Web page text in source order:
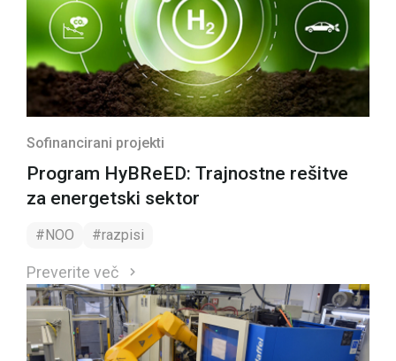
Sofinancirani projekti
Program HyBReED: Trajnostne rešitve
za energetski sektor
#NOO #razpisi
Preverite več